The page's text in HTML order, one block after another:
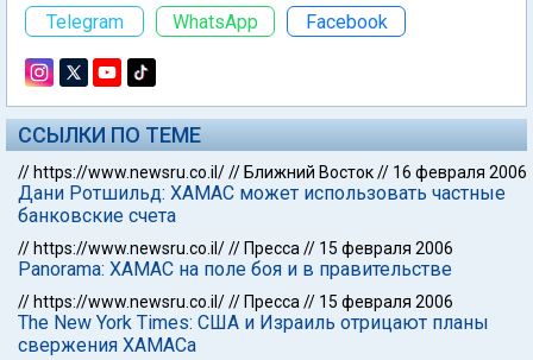
Telegram WhatsApp Facebook
ССЫЛКИ ПО ТЕМЕ
// https://www.newsru.co.il/// Ближний Восток// 16 февраля 2006
Дани Ротшильд: ХАМАС может использовать частные
банковские счета
// https://www.newsru.co.il/// Пресса // 15 февраля 2006
Panorama: ХАМАС на поле боя и в правительстве
// https://www.newsru.co.il/// Пресса // 15 февраля 2006
The New York Times: США и Израиль отрицают планы
свержения ХАМАСа